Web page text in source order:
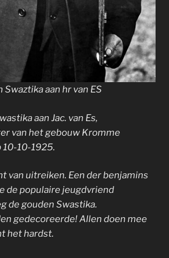
Swaztika aan hr van ES
aan Jac. van Es,
van het gebouw Kromme
10-1925.
van uitreiken. Een der benjamins
de populaire jeugdvriend
de gouden Swastika.
gedecoreerde! Allen doen mee
het hardst.